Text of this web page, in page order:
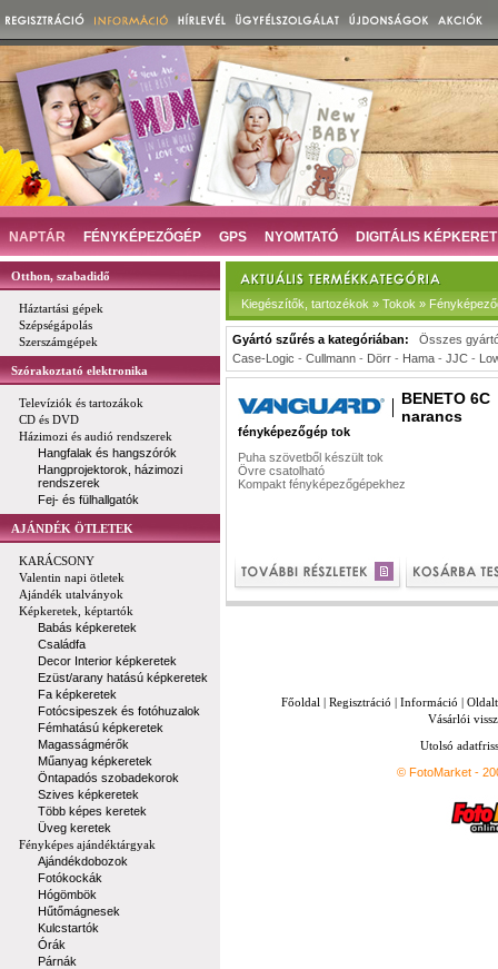
NAPTÁR FÉNYKÉPEZŐGÉP GPS NYOMTATÓ DIGITÁLIS KÉPKERET
Otthon, szabadidő
Háztartási gépek
Szépségápolás
Szerszámgépek
Szórakoztató elektronika
Televíziók és tartozákok
CD és DVD
Házimozi és audió rendszerek
Hangfalak és hangszórók
Hangprojektorok, házimozi
rendszerek
Fej- és fülhallgatók
AJÁNDÉK ÖTLETEK
KARÁCSONY
Valentin napi ötletek
Ajándék utalványok
Képkeretek, képtartók
Babás képkeretek
Családfa
Decor Interior képkeretek
Ezüst/arany hatású képkeretek
Fa képkeretek
Fotócsipeszek és fotóhuzalok
Fémhatású képkeretek
Magasságmérők
Műanyag képkeretek
Öntapadós szobadekorok
Szives képkeretek
Több képes keretek
Üveg keretek
Fényképes ajándéktárgyak
Ajándékdobozok
Fotókockák
Hógömbök
Hűtőmágnesek
Kulcstartók
Órák
Párnák
Kiegészítők, tartozékok » Tokok »
Gyártó szűrés a kategóriában: Összes
Case-Logic - Cullmann - Dörr - Hama - JJC -
BENETO 6C
narancs
fényképezőgép tok
Puha szövetből készült tok
Övre csatolható
Kompakt fényképezőgépekhez
Főoldal | Regisztráció | Információ |
Vásárlói
Utolsó
© FotoMarket -